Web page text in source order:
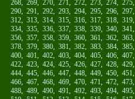
268, 269, 270, 271, 272, 273, 274, 275,
290, 291, 292, 293, 294, 295, 296, 297,
312, 313, 314, 315, 316, 317, 318, 319,
334, 335, 336, 337, 338, 339, 340, 341,
356, 357, 358, 359, 360, 361, 362, 363,
378, 379, 380, 381, 382, 383, 384, 385,
400, 401, 402, 403, 404, 405, 406, 407,
422, 423, 424, 425, 426, 427, 428, 429,
444, 445, 446, 447, 448, 449, 450, 451,
466, 467, 468, 469, 470, 471, 472, 473,
488, 489, 490, 491, 492, 493, 494, 495,